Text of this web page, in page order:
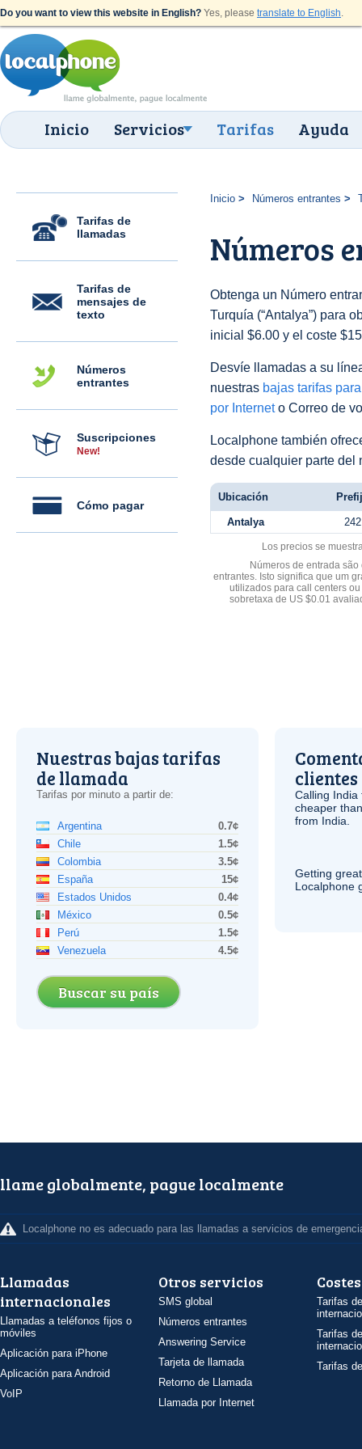
Do you want to view this website in English? Yes, please translate to English.
Inicio Servicios Tarifas Ayuda
Tarifas de
llamadas
Tarifas de
mensajes de
texto
Números
entrantes
Suscripciones
New!
Cómo pagar
Inicio Números entrantes
Números
Obtenga un Número
Turquía (“Antalya”) para
inicial $6.00 y el coste
Desvíe llamadas a su
nuestras bajas tarifas
por Interneto Correo de
Localphone también
desde cualquier parte del
Ubicación
Antalya 242
Los precios se
Números de entrada
entrantes. Isto significa que um
utilizados para call centers
sobretaxa de US $0.01
Nuestras bajas tarifas
de llamada
Tarifas por minuto a partir de:
Argentina
0.7¢
Chile
1.5¢
Colombia
3.5¢
España
15¢
Estados Unidos
0.4¢
México
0.5¢
Perú
1.5¢
Venezuela
4.5¢
Buscar su país
clientes
Calling
cheaper
from India.
Getting
Localphone
llame globalmente, pague localmente
Localphone no es adecuado para las llamadas a servicios de
Llamadas
internacionales
Llamadas a teléfonos fijos o
móviles
Aplicación para iPhone
Aplicación para Android
VoIP
Otros servicios
SMS global
Números entrantes
Answering Service
Tarjeta de llamada
Retorno de Llamada
Llamada por Internet
Costes
Tarifas
Tarifas
Tarifas